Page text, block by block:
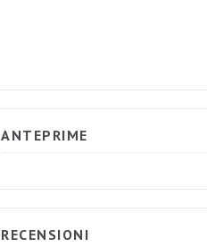
ANTEPRIME
RECENSIONI